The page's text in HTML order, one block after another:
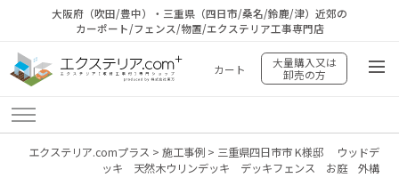
大阪府（吹田/豊中）・三重県（四日市/桑名/鈴鹿/津）近郊の
カーポート/フェンス/物置/エクステリア工事専門店
カート
大量購入又は
卸売の方
エクステリア.comプラス > 施工事例> 三重県四日市市 K様邸 ウッドデ
ッキ 天然木ウリンデッキ デッキフェンス お庭 外構